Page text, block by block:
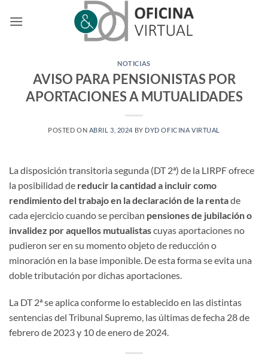
NOTICIAS
AVISO PARA PENSIONISTAS POR
APORTACIONES A MUTUALIDADES
POSTED ON ABRIL 3, 2024 BY DYD OFICINA VIRTUAL
La disposición transitoria segunda (DT 2ª) de la LIRPF ofrece
la posibilidad de reducir la cantidad a incluir como
rendimiento del trabajo en la declaración de la rentade
cada ejercicio cuando se perciban pensiones de jubilación o
invalidez por aquellos mutualistascuyas aportaciones no
pudieron ser en su momento objeto de reducción o
minoración en la base imponible. De esta forma se evita una
doble tributación por dichas aportaciones.
La DT 2ª se aplica conforme lo establecido en las distintas
sentencias del Tribunal Supremo, las últimas de fecha 28 de
febrero de 2023 y 10 de enero de 2024.